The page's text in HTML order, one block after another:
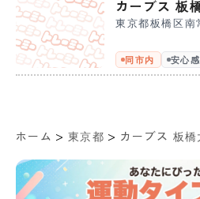
カーブス 板
東京都板橋区南
同市内 安心
ホーム > 東京都 > カーブス 板橋